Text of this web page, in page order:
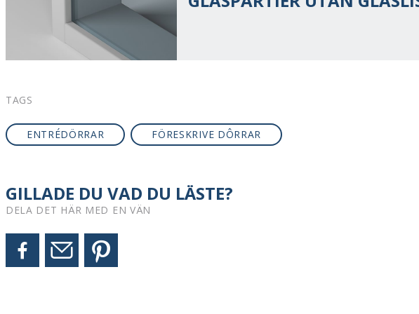
TAGS
ENTRÉDÖRRAR FÖRESKRIVE DÔRRAR
GILLADE DU VAD DU LÄSTE?
DELA DET HÄR MED EN VÄN